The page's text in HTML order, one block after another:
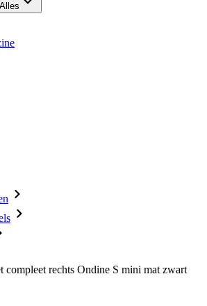
Alles
compleet rechts Ondine S mini mat zwart